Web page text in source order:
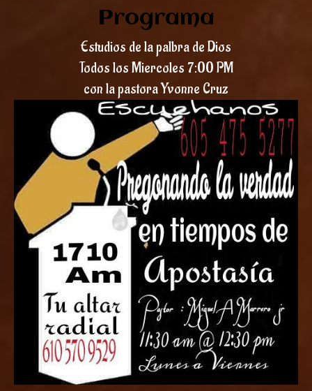
Programa
Estudios de la palbra de Dios
Todos los Miercoles 7:00 PM
con la pastora Yvonne Cruz